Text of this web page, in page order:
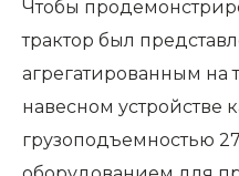
Чтобы
трактор был
агрегатированным на
навесном устройстве
грузоподъемностью